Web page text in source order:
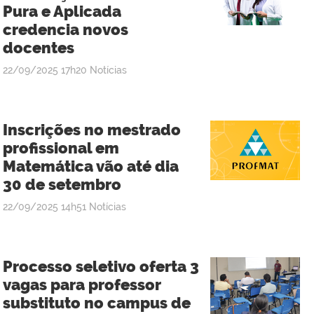
Pura e Aplicada
credencia novos
docentes
publicado
22/09/2025 17h20 Notícias
Inscrições no mestrado
profissional em
Matemática vão até dia
30 de setembro
publicado
22/09/2025 14h51 Notícias
Processo seletivo oferta 3
vagas para professor
substituto no campus de